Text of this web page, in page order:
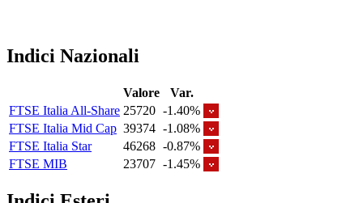
Indici Nazionali
Valore
Var.
FTSE Italia All-Share 25720 -1.40%
FTSE Italia Mid Cap 39374 -1.08%
FTSE Italia Star
46268 -0.87%
FTSE MIB
23707 -1.45%